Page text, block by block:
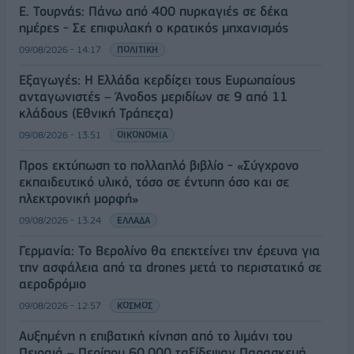
Ε. Τουρνάς: Πάνω από 400 πυρκαγιές σε δέκα
ημέρες - Σε επιφυλακή ο κρατικός μηχανισμός
09/08/2026 - 14:17 ΠΟΛΙΤΙΚΗ
Εξαγωγές: Η Ελλάδα κερδίζει τους Ευρωπαίους
ανταγωνιστές – Άνοδος μεριδίων σε 9 από 11
κλάδους (Εθνική Τράπεζα)
09/08/2026 - 13:51 ΟΙΚΟΝΟΜΙΑ
Προς εκτύπωση το πολλαπλό βιβλίο - «Σύγχρονο
εκπαιδευτικό υλικό, τόσο σε έντυπη όσο και σε
ηλεκτρονική μορφή»
09/08/2026 - 13:24 ΕΛΛΑΔΑ
Γερμανία: Το Βερολίνο θα επεκτείνει την έρευνα για
την ασφάλεια από τα drones μετά το περιστατικό σε
αεροδρόμιο
09/08/2026 - 12:57 ΚΟΣΜΟΣ
Αυξημένη η επιβατική κίνηση από το λιμάνι του